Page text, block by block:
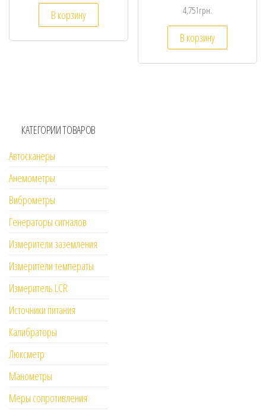
В корзину 4,751грн.
В корзину
КАТЕГОРИИ ТОВАРОВ
Автосканеры
Анемометры
Виброметры
Генераторы сигналов
Измерители заземления
Измерители температы
Измеритель LCR
Источники питания
Калибраторы
Люксметр
Манометры
Меры сопротивления